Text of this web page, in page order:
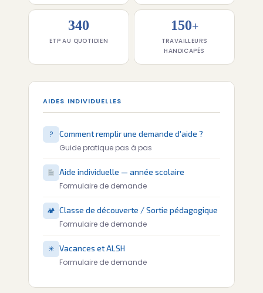
340
ETP AU QUOTIDIEN
150+
TRAVAILLEURS
HANDICAPÉS
AIDES INDIVIDUELLES
? Comment remplir une demande d'aide ?
Guide pratique pas à pas
Aide individuelle — année scolaire
Formulaire de demande
🏕 Classe de découverte / Sortie pédagogique
Formulaire de demande
☀ Vacances et ALSH
Formulaire de demande